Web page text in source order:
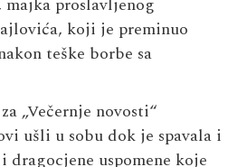
proslavljenog
koji je preminuo
teške borbe sa
„Večernje novosti“
ušli u sobu dok je spavala i
uspomene koje